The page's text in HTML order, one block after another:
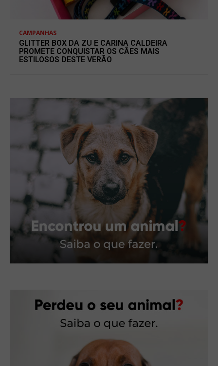
CAMPANHAS
GLITTER BOX DA ZU E CARINA CALDEIRA
PROMETE CONQUISTAR OS CÃES MAIS
ESTILOSOS DESTE VERÃO